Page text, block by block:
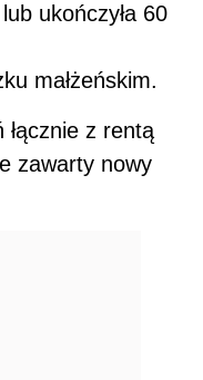
ukończyła 60
małżeńskim.
łącznie z rentą
zawarty nowy